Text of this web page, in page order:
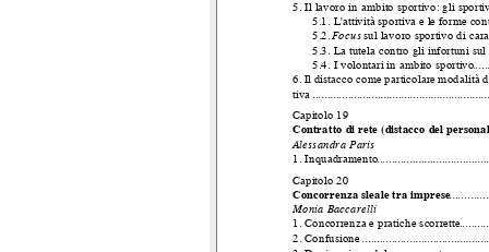
5. Il lavoro in ambito sportivo: gli
5.1. L'attività sportiva e le forme
5.2.Focussul lavoro sportivo di
5.3. La tutela contro gli infortuni sul
5.4. I volontari in ambito sportivo
6. Il distacco come particolare modalità
tiva
Capitolo 19
Contratto di rete (distacco del
Alessandra Paris
1. Inquadramento
Capitolo 20
Concorrenza sleale tra imprese
Monia Baccarelli
1. Concorrenza e pratiche scorrette
2. Confusione.